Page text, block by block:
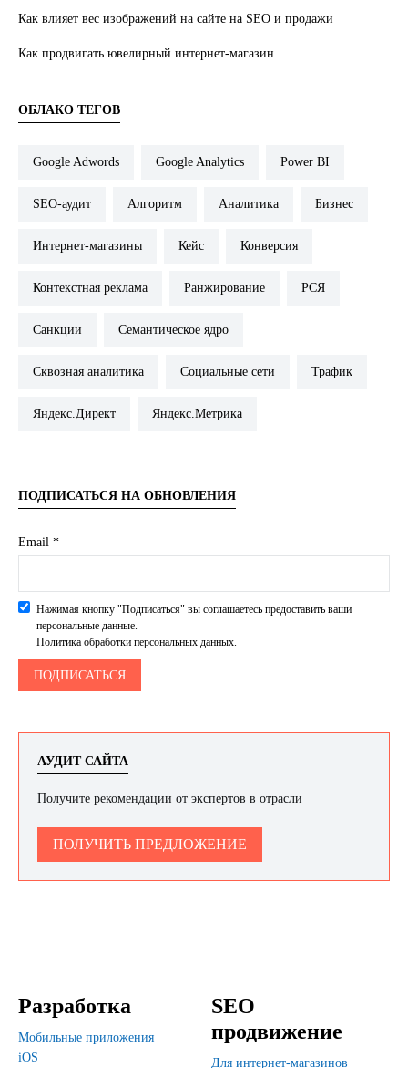
Как влияет вес изображений на сайте на SEO и продажи
Как продвигать ювелирный интернет-магазин
ОБЛАКО ТЕГОВ
Google Adwords Google Analytics Power BI
SEO-аудит Алгоритм Аналитика Бизнес
Интернет-магазины Кейс Конверсия
Контекстная реклама Ранжирование РСЯ
Санкции Семантическое ядро
Сквозная аналитика Социальные сети Трафик
Яндекс.Директ Яндекс.Метрика
ПОДПИСАТЬСЯ НА ОБНОВЛЕНИЯ
Email *
Нажимая кнопку "Подписаться" вы соглашаетесь предоставить ваши
персональные данные.
Политика обработки персональных данных.
АУДИТ САЙТА
Получите рекомендации от экспертов в отрасли
ПОЛУЧИТЬ ПРЕДЛОЖЕНИЕ
Разработка
Мобильные приложения
iOS
SEO
продвижение
Для интернет-магазинов